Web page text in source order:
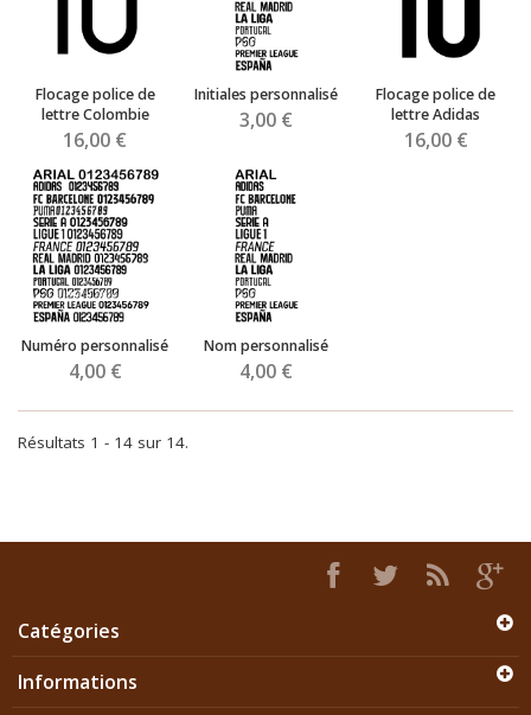
Flocage police de
lettre Colombie
16,00 €
Initiales personnalisé
3,00 €
Flocage police de
lettre Adidas
16,00 €
Numéro personnalisé
4,00 €
Nom personnalisé
4,00 €
Résultats 1 - 14 sur 14.
Catégories
Informations